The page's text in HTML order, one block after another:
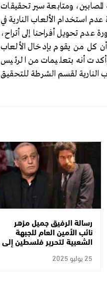
ومتابعة سير تحقيقات
استخدام الألعاب النارية في
عدم تحويل أفراحنا إلى أتراح،
أن كل من يقوم بإدخال الألعاب
أنه بتعليمات من الرئيس
النارية لقسم الشرطة للتحقيق
رسالة الرفيق جميل مزهر
نائب الأمين العام للجبهة
الشعبية لتحرير فلسطين إلى
المناضل الكبير الرفيق جورج
إبراهيم عبد الله بمناسبة
25 يوليو 2025